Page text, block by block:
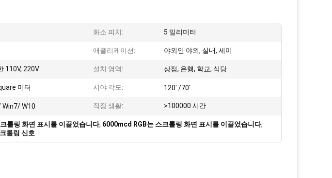
화소 피치: 5 밀리미터
애플리케이션: 야외인 야외, 실내, 세미
110V, 220V 설치 영역: 상점, 은행, 학교, 식당
미터 시야 각도: 120' /70'
W10 직장 생활: >100000 시간
크롤링 화면 표시를 이끌었습니다, 6000mcd RGB는 스크롤링 화면 표시를 이끌었습니다,
롤링 신호